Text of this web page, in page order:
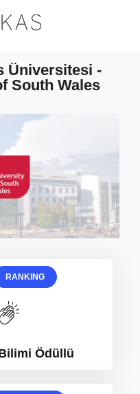
Üniversitesi -
South Wales
RANKING
Ödüllü